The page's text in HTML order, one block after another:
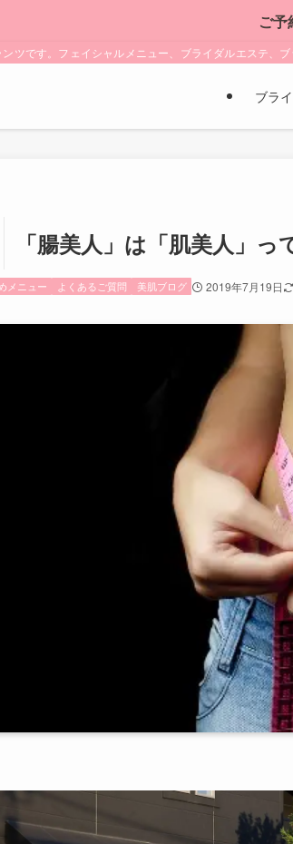
ご予
ツです。フェイシャルメニュー、ブライダルエステ
ブラ
「腸美人」は「肌美人」
メニュー よくあるご質問 美肌ブログ 2019年7月19日